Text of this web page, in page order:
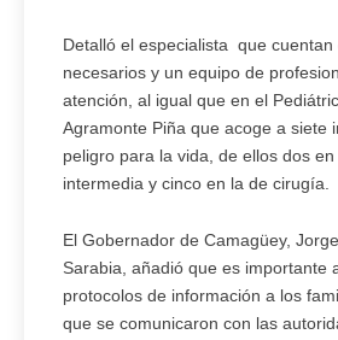
Detalló el especialista que
necesarios y un equipo de
atención, al igual que en el
Agramonte Piña que acoge a siete
peligro para la vida, de ellos dos
intermedia y cinco en la de cirugía.
El Gobernador de Camagüey,
Sarabia, añadió que es importante
protocolos de información a los
que se comunicaron con las